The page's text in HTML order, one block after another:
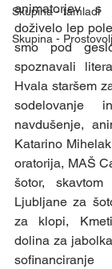
Skupina - tamladi
Skupina -
animatorjev s
doživelo lep
smo pod
spoznavali
Hvala staršem
sodelovanje
navdušenje,
Katarino
oratorija, MAŠ
šotor,
Ljubljane za
za klopi,
dolina za